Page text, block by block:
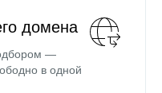
домена
—
в одной